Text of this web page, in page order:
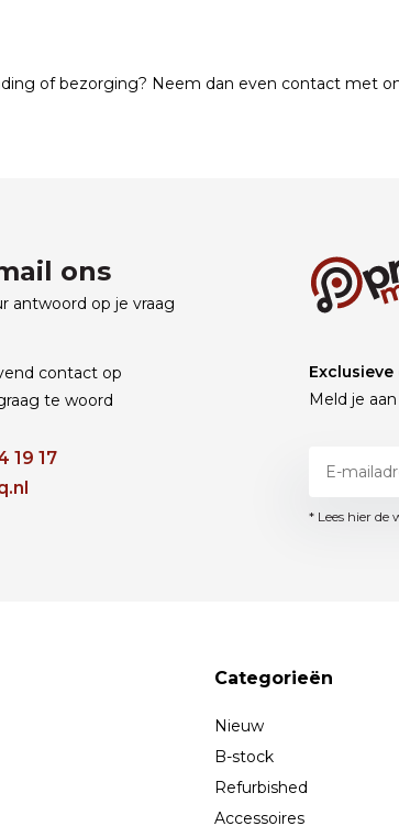
of bezorging? Neem dan even contact met
ons
antwoord op je vraag
contact op
te woord
19 17
Meld je
* Lees hier de
Categorieën
Nieuw
B-stock
Refurbished
Accessoires